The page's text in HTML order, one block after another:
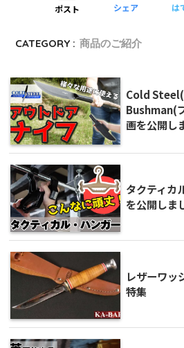
ポスト シェア は
CATEGORY : 商品のご紹介
Cold Steel(
Bushman(
画を公開し
タクティカ
を公開しま
レザーワッ
特集